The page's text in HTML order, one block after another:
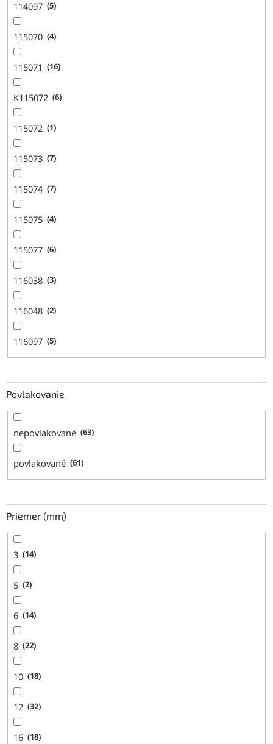
114097 5
115070 4
115071 16
K115072 6
115072 1
115073 7
115074 7
115075 4
115077 6
116038 3
116048 2
116097 5
Povlakovanie
nepovlakované 63
povlakované 61
Priemer (mm)
3 14
5 2
6 14
8 22
10 18
12 32
16 18